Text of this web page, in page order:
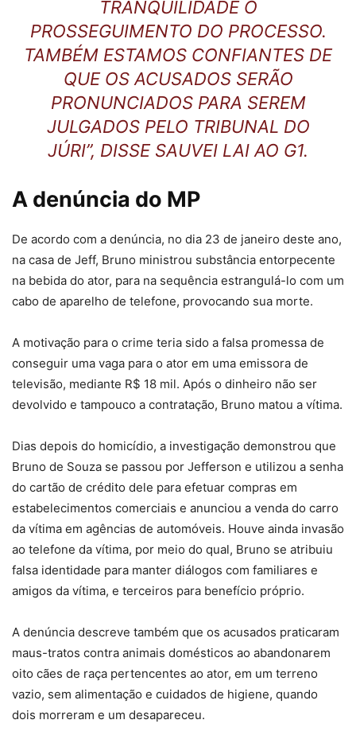
TRANQUILIDADE O
PROSSEGUIMENTO DO PROCESSO.
TAMBÉM ESTAMOS CONFIANTES DE
QUE OS ACUSADOS SERÃO
PRONUNCIADOS PARA SEREM
JULGADOS PELO TRIBUNAL DO
JÚRI”, DISSE SAUVEI LAI AO G1.
A denúncia do MP
De acordo com a denúncia, no dia 23 de janeiro deste ano,
na casa de Jeff, Bruno ministrou substância entorpecente
na bebida do ator, para na sequência estrangulá-lo com um
cabo de aparelho de telefone, provocando sua morte.
A motivação para o crime teria sido a falsa promessa de
conseguir uma vaga para o ator em uma emissora de
televisão, mediante R$ 18 mil. Após o dinheiro não ser
devolvido e tampouco a contratação, Bruno matou a vítima.
Dias depois do homicídio, a investigação demonstrou que
Bruno de Souza se passou por Jefferson e utilizou a senha
do cartão de crédito dele para efetuar compras em
estabelecimentos comerciais e anunciou a venda do carro
da vítima em agências de automóveis. Houve ainda invasão
ao telefone da vítima, por meio do qual, Bruno se atribuiu
falsa identidade para manter diálogos com familiares e
amigos da vítima, e terceiros para benefício próprio.
A denúncia descreve também que os acusados praticaram
maus-tratos contra animais domésticos ao abandonarem
oito cães de raça pertencentes ao ator, em um terreno
vazio, sem alimentação e cuidados de higiene, quando
dois morreram e um desapareceu.